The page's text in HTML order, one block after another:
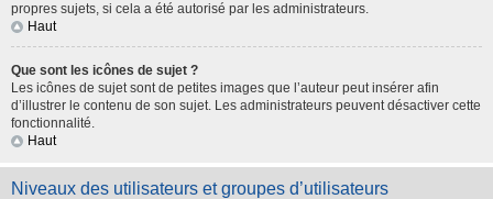
propres sujets, si cela a été autorisé par les administrateurs.
Haut
Que sont les icônes de sujet ?
Les icônes de sujet sont de petites images que l’auteur peut insérer afin
d’illustrer le contenu de son sujet. Les administrateurs peuvent désactiver cette
fonctionnalité.
Haut
Niveaux des utilisateurs et groupes d’utilisateurs